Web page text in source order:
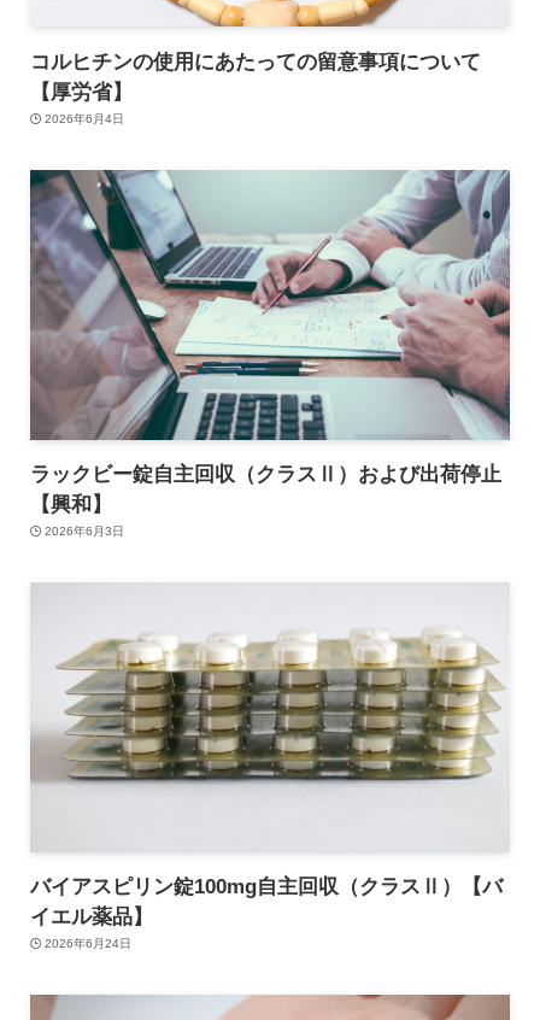
コルヒチンの使用にあたっての留意事項について
【厚労省】
2026年6月4日
ラックビー錠自主回収（クラスⅡ）および出荷停止
【興和】
2026年6月3日
バイアスピリン錠100mg自主回収（クラスⅡ）【バ
イエル薬品】
2026年6月24日